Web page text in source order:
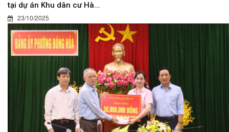
tại dự án Khu dân cư Hà...
23/10/2025